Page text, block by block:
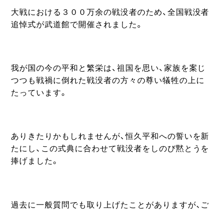
大戦における３００万余の戦没者のため、全国戦没者
追悼式が武道館で開催されました。
我が国の今の平和と繁栄は、祖国を思い、家族を案じ
つつも戦禍に倒れた戦没者の方々の尊い犠牲の上に
たっています。
ありきたりかもしれませんが、恒久平和への誓いを新
たにし、この式典に合わせて戦没者をしのび黙とうを
捧げました。
過去に一般質問でも取り上げたことがありますが、ご